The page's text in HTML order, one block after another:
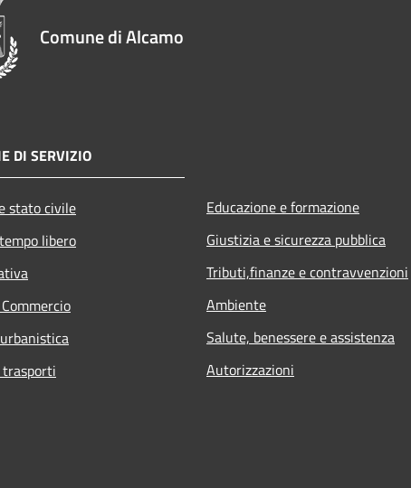
Comune di Alcamo
DI SERVIZIO
stato civile
libero
Educazione e formazione
Giustizia e sicurezza pubblica
Tributi,finanze e contravvenzioni
Ambiente
Salute, benessere e assistenza
Autorizzazioni